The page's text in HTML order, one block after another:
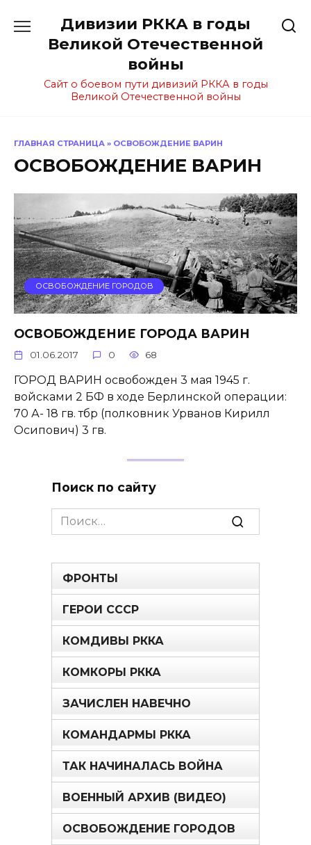
содержанию
Дивизии РККА в годы
Великой Отечественной
войны
Сайт о боевом пути дивизий РККА в годы
Великой Отечественной войны
ГЛАВНАЯ СТРАНИЦА » ОСВОБОЖДЕНИЕ ВАРИН
ОСВОБОЖДЕНИЕ ВАРИН
ОСВОБОЖДЕНИЕ ГОРОДОВ
ОСВОБОЖДЕНИЕ ГОРОДА ВАРИН
01.06.2017 0 68
ГОРОД ВАРИН освобожден 3 мая 1945 г.
войсками 2 БФ в ходе Берлинской операции:
70 А- 18 гв. тбр (полковник Урванов Кирилл
Осипович) 3 гв.
Поиск по сайту
Search
for:
ФРОНТЫ
ГЕРОИ СССР
КОМДИВЫ РККА
КОМКОРЫ РККА
ЗАЧИСЛЕН НАВЕЧНО
КОМАНДАРМЫ РККА
ТАК НАЧИНАЛАСЬ ВОЙНА
ВОЕННЫЙ АРХИВ (ВИДЕО)
ОСВОБОЖДЕНИЕ ГОРОДОВ